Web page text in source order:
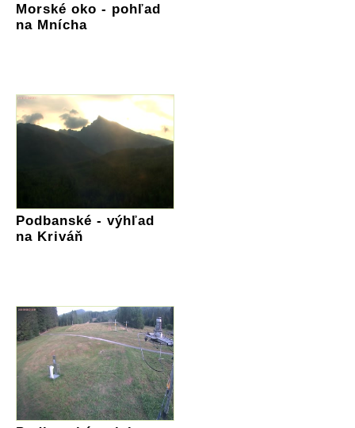
Morské oko - pohľad
na Mnícha
Podbanské - výhľad
na Kriváň